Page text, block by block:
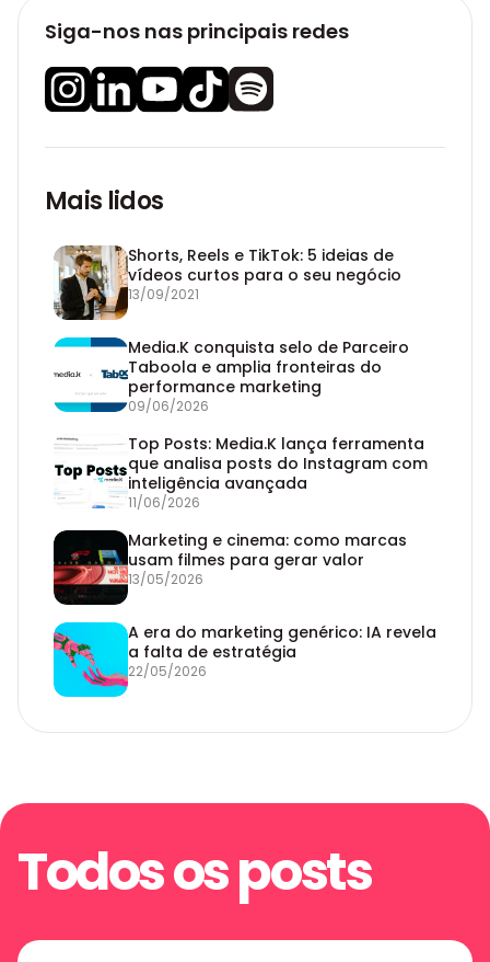
Siga-nos nas principais redes
Mais lidos
Shorts, Reels e TikTok: 5 ideias de
vídeos curtos para o seu negócio
13/09/2021
Media.K conquista selo de Parceiro
Taboola e amplia fronteiras do
performance marketing
09/06/2026
Top Posts: Media.K lança ferramenta
que analisa posts do Instagram com
inteligência avançada
11/06/2026
Marketing e cinema: como marcas
usam filmes para gerar valor
13/05/2026
A era do marketing genérico: IA revela
a falta de estratégia
22/05/2026
Todos os posts